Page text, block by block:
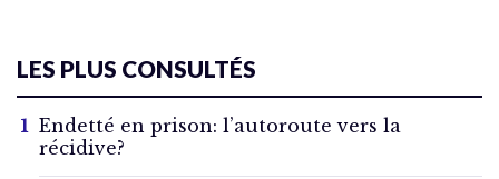
LES PLUS CONSULTÉS
Endetté en prison: l’autoroute vers la
récidive?